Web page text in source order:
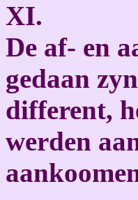
XI.
De af- en
gedaan
different,
werden